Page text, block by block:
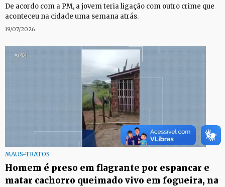
De acordo com a PM, a jovem teria ligação com outro crime que
aconteceu na cidade uma semana atrás.
19/07/2026
MAUS-TRATOS
Homem é preso em flagrante por espancar e
matar cachorro queimado vivo em fogueira, na